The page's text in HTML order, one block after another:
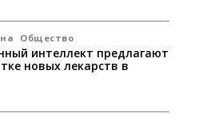
Общество
интеллект предлагают
новых лекарств в